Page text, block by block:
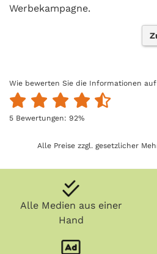
Werbekampagne.
Wie bewerten Sie die Informationen auf
5 Bewertungen: 92%
Alle Preise zzgl. gesetzlicher
Alle Medien aus einer
Hand